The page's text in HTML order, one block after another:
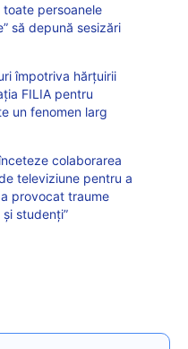
toate persoanele
să depună sesizări
împotriva hărțuirii
FILIA pentru
un fenomen larg
colaborarea
televiziune pentru a
provocat traume
studenți”